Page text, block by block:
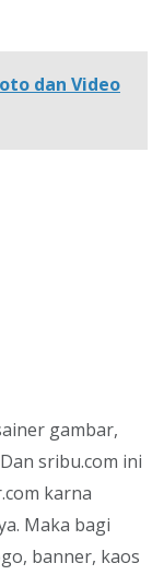
dan Video
gambar,
sribu.com ini
karna
Maka bagi
banner, kaos